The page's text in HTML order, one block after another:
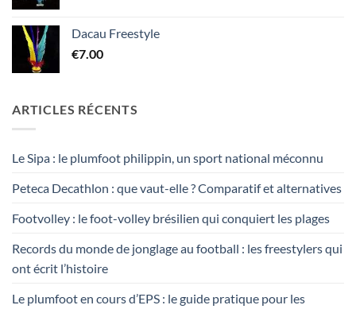
Dacau Freestyle
€7.00
ARTICLES RÉCENTS
Le Sipa : le plumfoot philippin, un sport national méconnu
Peteca Decathlon : que vaut-elle ? Comparatif et alternatives
Footvolley : le foot-volley brésilien qui conquiert les plages
Records du monde de jonglage au football : les freestylers qui
ont écrit l’histoire
Le plumfoot en cours d’EPS : le guide pratique pour les